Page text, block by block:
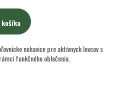
nohavice pre aktívnych lovcov s
funkčného oblečenia.